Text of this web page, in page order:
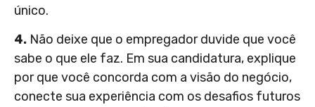
único.
4. Não deixe que o empregador duvide que você
sabe o que ele faz. Em sua candidatura, explique
por que você concorda com a visão do negócio,
conecte sua experiência com os desafios futuros